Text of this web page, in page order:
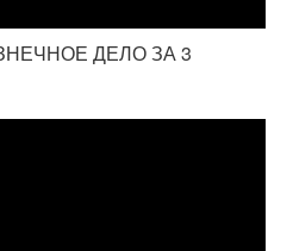
ДЕЛО ЗА 3